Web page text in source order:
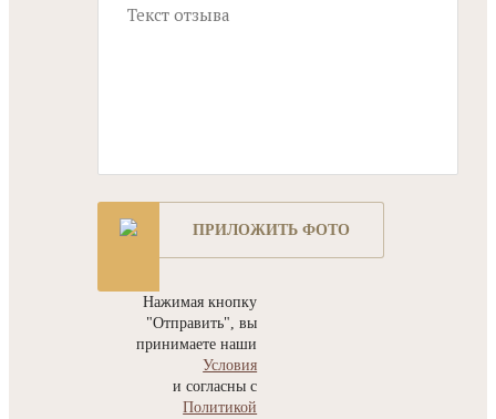
ПРИЛОЖИТЬ ФОТО
Нажимая кнопку
"Отправить", вы
принимаете наши
Условия
и согласны с
Политикой